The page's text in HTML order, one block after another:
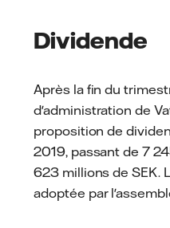
Dividende
Après la fin du
d'administration de
proposition de
2019, passant de 7
623 millions de SEK.
adoptée par